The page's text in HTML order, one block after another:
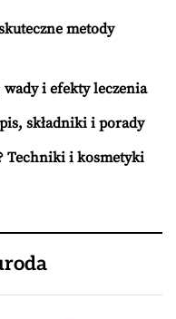
metody
wady i efekty leczenia
składniki i porady
Techniki i kosmetyki